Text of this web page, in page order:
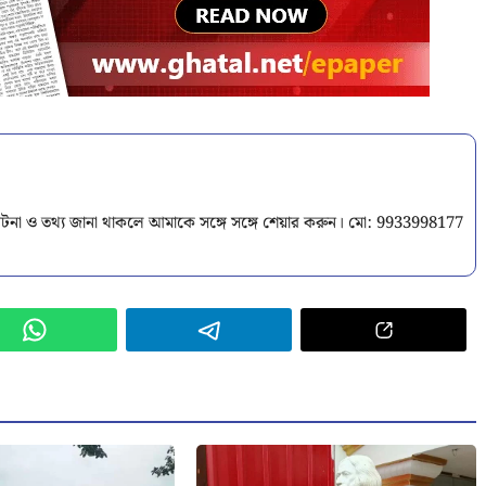
ও তথ্য জানা থাকলে আমাকে সঙ্গে সঙ্গে শেয়ার করুন। মো: 9933998177